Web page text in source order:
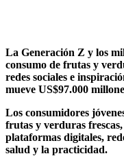
La Generación Z y los
consumo de frutas y
redes sociales e
mueve US$97.000
Los consumidores
frutas y verduras
plataformas digitales,
salud y la practicidad.